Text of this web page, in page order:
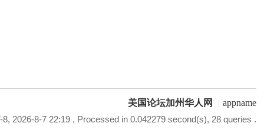
美国论坛加州华人网 | appname
8, 2026-8-7 22:19, Processed in 0.042279 second(s), 28 queries .